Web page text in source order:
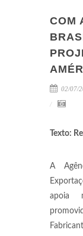
COM
02/07/
Texto:
A
apoia